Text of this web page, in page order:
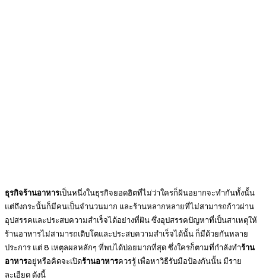
ธุรกิจร้านอาหารเป็นหนึ่งในธุรกิจยอดฮิตที่ไม่ว่าใครก็ฝันอยากจะทำกันทั้งนั้น
แต่ถึงกระนั้นก็มีคนเป็นจำนวนมาก และร้านหลากหลายที่ไม่สามารถก้าวผ่าน
อุปสรรคและประสบความสำเร็จได้อย่างที่ฝัน ซึ่งอุปสรรคปัญหาที่เป็นสาเหตุให้
ร้านอาหารไม่สามารถเติบโตและประสบความสำเร็จได้นั้น ก็มีด้วยกันหลาย
ประการ แต่ 8 เหตุลผลหลักๆ ที่พบได้บ่อยมากที่สุด ซึ่งใครก็ตามที่กำลังทำร้าน
อาหารอยู่หรือคิดจะเปิดร้านอาหารควรรู้ เพื่อหาวิธีรับมือป้องกันนั้น มีราย
ละเอียด ดังนี้